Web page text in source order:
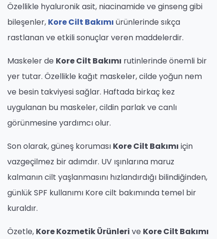
Özellikle hyaluronik asit, niacinamide ve ginseng gibi
bileşenler, Kore Cilt Bakımı ürünlerinde sıkça
rastlanan ve etkili sonuçlar veren maddelerdir.
Maskeler de Kore Cilt Bakımı rutinlerinde önemli bir
yer tutar. Özellikle kağıt maskeler, cilde yoğun nem
ve besin takviyesi sağlar. Haftada birkaç kez
uygulanan bu maskeler, cildin parlak ve canlı
görünmesine yardımcı olur.
Son olarak, güneş koruması Kore Cilt Bakımı için
vazgeçilmez bir adımdır. UV ışınlarına maruz
kalmanın cilt yaşlanmasını hızlandırdığı bilindiğinden,
günlük SPF kullanımı Kore cilt bakımında temel bir
kuraldır.
Özetle, Kore Kozmetik Ürünleri ve Kore Cilt Bakımı